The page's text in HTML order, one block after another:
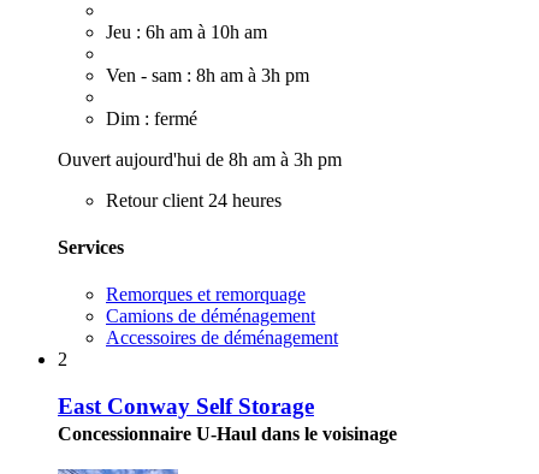
Jeu : 6h am à 10h am
Ven - sam : 8h am à 3h pm
Dim : fermé
Ouvert aujourd'hui de 8h am à 3h pm
Retour client 24 heures
Services
Remorques et remorquage
Camions de déménagement
Accessoires de déménagement
2
East Conway Self Storage
Concessionnaire U-Haul dans le voisinage